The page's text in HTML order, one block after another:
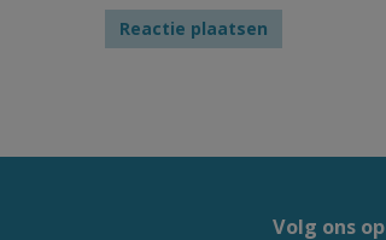
Volg ons op